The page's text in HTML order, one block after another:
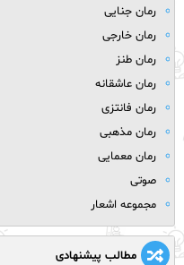
رمان جنایی
رمان خارجی
رمان طنز
رمان عاشقانه
رمان فانتزی
رمان مذهبی
رمان معمایی
صوتی
مجموعه اشعار
مطالب پیشنهادی